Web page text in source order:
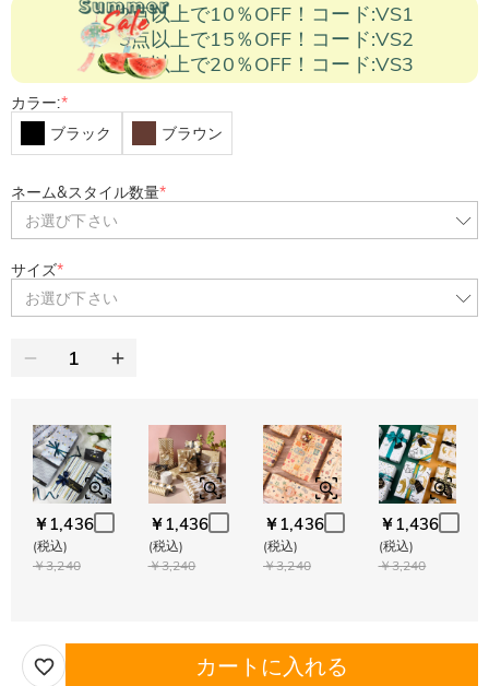
2点以上で10％OFF！コード:VS1
3点以上で15％OFF！コード:VS2
5点以上で20％OFF！コード:VS3
カラー:*
ブラック
ブラウン
ネーム&スタイル数量*
お選び下さい
サイズ*
お選び下さい
￥1,436
(税込)
￥3,240
￥1,436
(税込)
￥3,240
￥1,436
(税込)
￥3,240
￥1,436
(税込)
￥3,240
カートに入れる